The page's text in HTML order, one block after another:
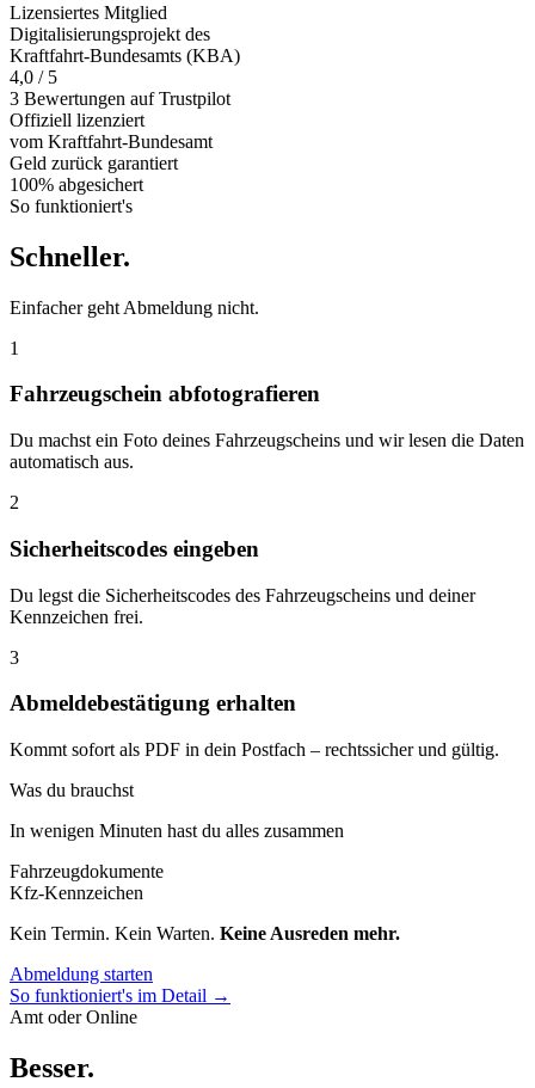
Lizensiertes Mitglied
Digitalisierungsprojekt des
Kraftfahrt-Bundesamts (KBA)
4,0 / 5
3 Bewertungen auf Trustpilot
Offiziell lizenziert
vom Kraftfahrt-Bundesamt
Geld zurück garantiert
100% abgesichert
So funktioniert's
Schneller.
Einfacher geht Abmeldung nicht.
1
Fahrzeugschein abfotografieren
Du machst ein Foto deines Fahrzeugscheins und wir lesen die Daten
automatisch aus.
2
Sicherheitscodes eingeben
Du legst die Sicherheitscodes des Fahrzeugscheins und deiner
Kennzeichen frei.
3
Abmeldebestätigung erhalten
Kommt sofort als PDF in dein Postfach – rechtssicher und gültig.
Was du brauchst
In wenigen Minuten hast du alles zusammen
Fahrzeugdokumente
Kfz-Kennzeichen
Kein Termin. Kein Warten. Keine Ausreden mehr.
Abmeldung starten
So funktioniert's im Detail →
Amt oder Online
Besser.